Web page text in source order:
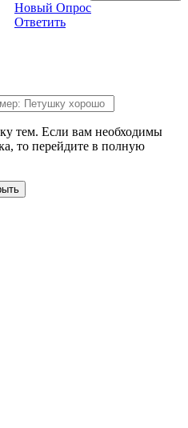
Новый Опрос
Ответить
тем. Если вам необходимы
то перейдите в полную